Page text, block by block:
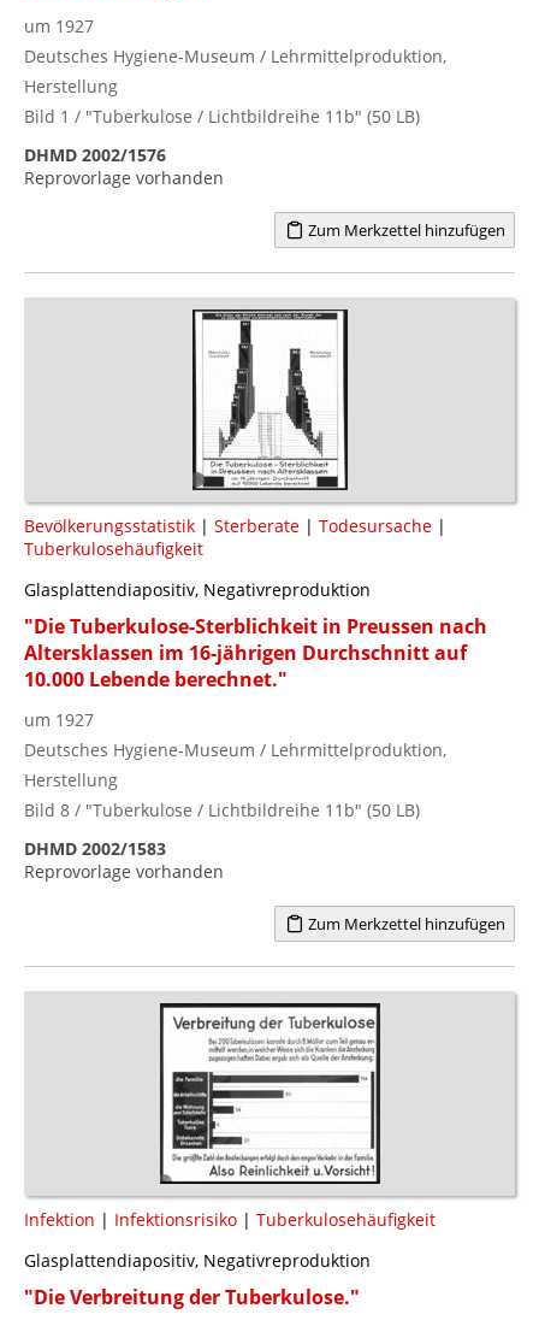
um 1927
Deutsches Hygiene-Museum / Lehrmittelproduktion,
Herstellung
Bild 1 / "Tuberkulose / Lichtbildreihe 11b" (50 LB)
DHMD 2002/1576
Reprovorlage vorhanden
Zum Merkzettel hinzufügen
Bevölkerungsstatistik | Sterberate | Todesursache |
Tuberkulosehäufigkeit
Glasplattendiapositiv, Negativreproduktion
"Die Tuberkulose-Sterblichkeit in Preussen nach
Altersklassen im 16-jährigen Durchschnitt auf
10.000 Lebende berechnet."
um 1927
Deutsches Hygiene-Museum / Lehrmittelproduktion,
Herstellung
Bild 8 / "Tuberkulose / Lichtbildreihe 11b" (50 LB)
DHMD 2002/1583
Reprovorlage vorhanden
Zum Merkzettel hinzufügen
Infektion | Infektionsrisiko | Tuberkulosehäufigkeit
Glasplattendiapositiv, Negativreproduktion
"Die Verbreitung der Tuberkulose."